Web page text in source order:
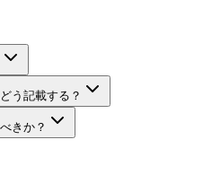
う記載する？
きか？